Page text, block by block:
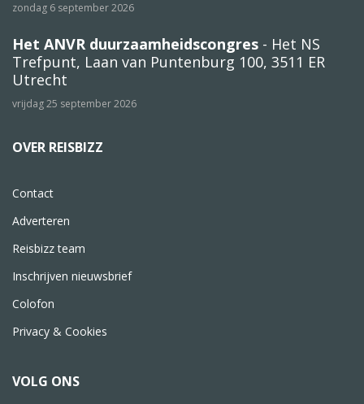
zondag 6 september 2026
Het ANVR duurzaamheidscongres - Het NS
Trefpunt, Laan van Puntenburg 100, 3511 ER
Utrecht
vrijdag 25 september 2026
OVER REISBIZZ
Contact
Adverteren
Reisbizz team
Inschrijven nieuwsbrief
Colofon
Privacy & Cookies
VOLG ONS